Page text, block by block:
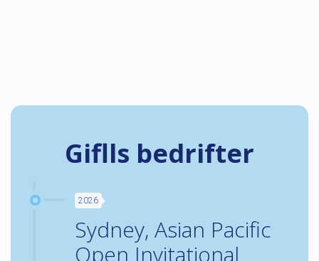
Giflls bedrifter
2026
Sydney, Asian Pacific
Open Invitational